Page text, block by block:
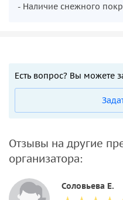
- Наличие снежного
Есть вопрос? Вы можете
Отзывы на другие
организатора:
Соловьева Е.